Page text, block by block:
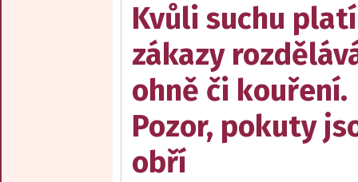
Kvůli suchu
zákazy
ohně či kouření.
Pozor, pokuty
obří